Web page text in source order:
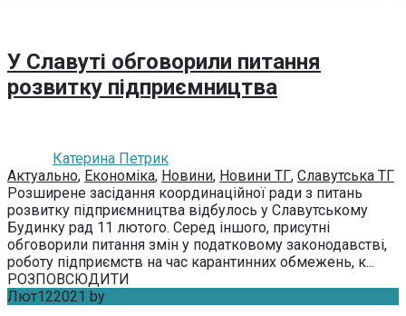
У Славуті обговорили питання
розвитку підприємництва
Катерина Петрик
Актуально, Економіка, Новини, Новини ТГ, Славутська ТГ
Розширене засідання координаційної ради з питань
розвитку підприємництва відбулось у Славутському
Будинку рад 11 лютого. Серед іншого, присутні
обговорили питання змін у податковому законодавстві,
роботу підприємств на час карантинних обмежень, к...
РОЗПОВСЮДИТИ
Лют122021 by